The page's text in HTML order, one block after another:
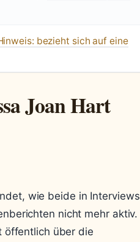
bezieht sich auf eine
Joan Hart
wie beide in Interviews
nicht mehr aktiv.
öffentlich über die